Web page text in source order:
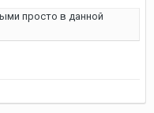
просто в данной